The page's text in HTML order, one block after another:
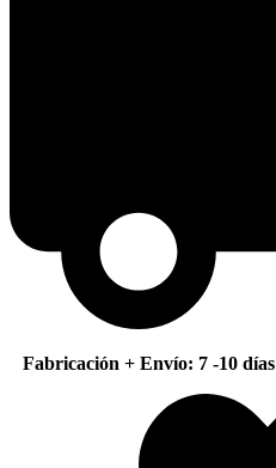
Fabricación + Envío: 7 -10 días